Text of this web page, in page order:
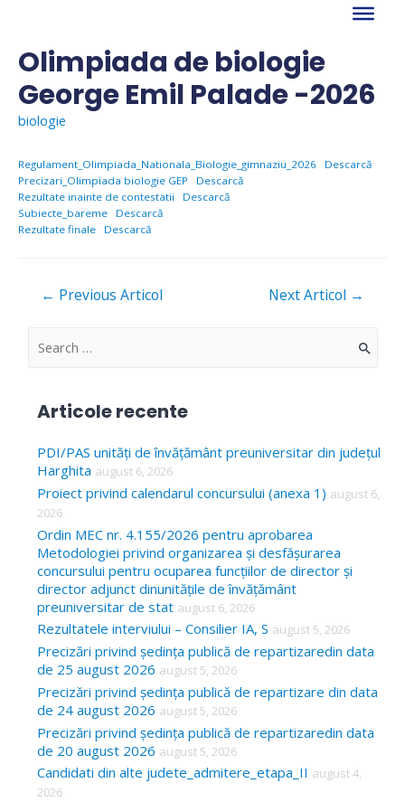
content
Olimpiada de biologie
George Emil Palade -2026
biologie
Regulament_Olimpiada_Nationala_Biologie_gimnaziu_2026
Descarcă
Precizari_Olimpiada biologie GEP
Descarcă
Rezultate inainte de contestatii
Descarcă
Subiecte_bareme
Descarcă
Rezultate finale
Descarcă
Navigare
← Previous Articol Next Articol →
S
c
h
f
o
r
Articole recente
PDI/PAS unități de învățământ preuniversitar din județul
Harghita august 6, 2026
Proiect privind calendarul concursului (anexa 1) august 6,
2026
Ordin MEC nr. 4.155/2026 pentru aprobarea
Metodologiei privind organizarea și desfășurarea
concursului pentru ocuparea funcțiilor de director și
director adjunct dinunitățile de învățământ
preuniversitar de stat august 6, 2026
Rezultatele interviului – Consilier IA, S august 5, 2026
Precizări privind ședința publică de repartizaredin data
de 25 august 2026 august 5, 2026
Precizări privind ședința publică de repartizare din data
de 24 august 2026 august 5, 2026
Precizări privind ședința publică de repartizaredin data
de 20 august 2026 august 5, 2026
Candidati din alte judete_admitere_etapa_II august 4,
2026